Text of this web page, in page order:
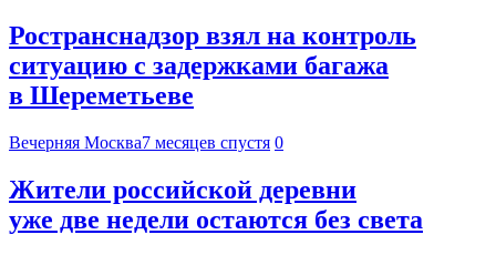
Ространснадзор взял на контроль
ситуацию с задержками багажа
в Шереметьеве
Вечерняя Москва7 месяцев спустя 0
Жители российской деревни
уже две недели остаются без света